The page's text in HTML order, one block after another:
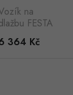
na
FESTA
35-60cm max
364 Kč